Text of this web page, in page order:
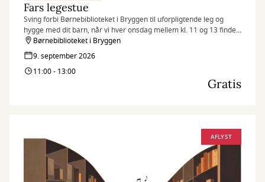
Fars legestue
Sving forbi Børnebiblioteket i Bryggen til uforpligtende leg og
hygge med dit barn, når vi hver onsdag mellem kl. 11 og 13 finder
legetøjet frem og inviterer til Fars legestue.
Børnebiblioteket i Bryggen
9. september 2026
11:00 - 13:00
Gratis
AFLYST